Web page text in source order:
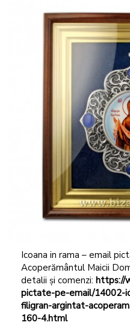
Icoana in rama – email
Acoperământul Maicii
detalii și comenzi: https://
pictate-pe-email/14002-
filigran-argintat-
160-4.html